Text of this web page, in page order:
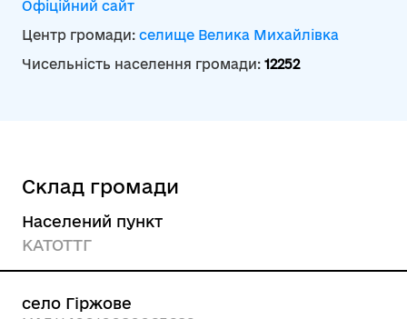
Офіційний сайт
Центр громади: селище Велика Михайлівка
Чисельність населення громади: 12252
Склад громади
Населений пункт
КАТОТТГ
село Гіржове